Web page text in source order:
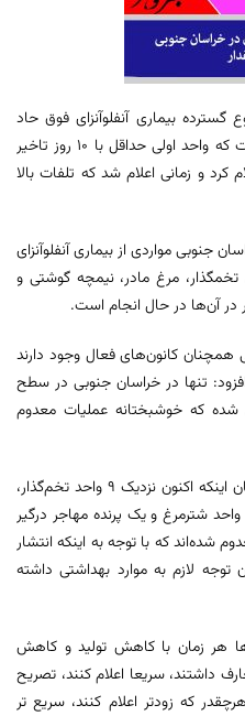
بیماری آنفلوآنزای فوق حاد
پرندگان و وضعیت قرمز استان این است که واحد اولی حداقل با ۱۰ روز تاخیر
کرد و زمانی اعلام شد که تلفات بالا
جنوبی مواردی از بیماری آنفلوآنزای
مرغ مادر، نیمچه گوشتی و
در آن‌ها در حال انجام است.
همچنان کانون‌های فعال وجود دارند
تنها در خراسان جنوبی در سطح
شده که خوشبختانه عملیات معدوم
مدیرکل دامپزشکی خراسان جنوبی با بیان اینکه اکنون نزدیک ۹ واحد تخم‌گذار،
شترمرغ و یک پرنده مهاجر درگیر
هزار پرنده معدوم شده‌اند که با توجه به اینکه انتشار
لازم به موارد بهداشتی داشته
هر زمان با کاهش تولید و کاهش
داشتند، سریعا اعلام کنند، تصریح
که زودتر اعلام کنند، سریع تر